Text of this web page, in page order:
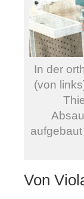
In der
(von
Von